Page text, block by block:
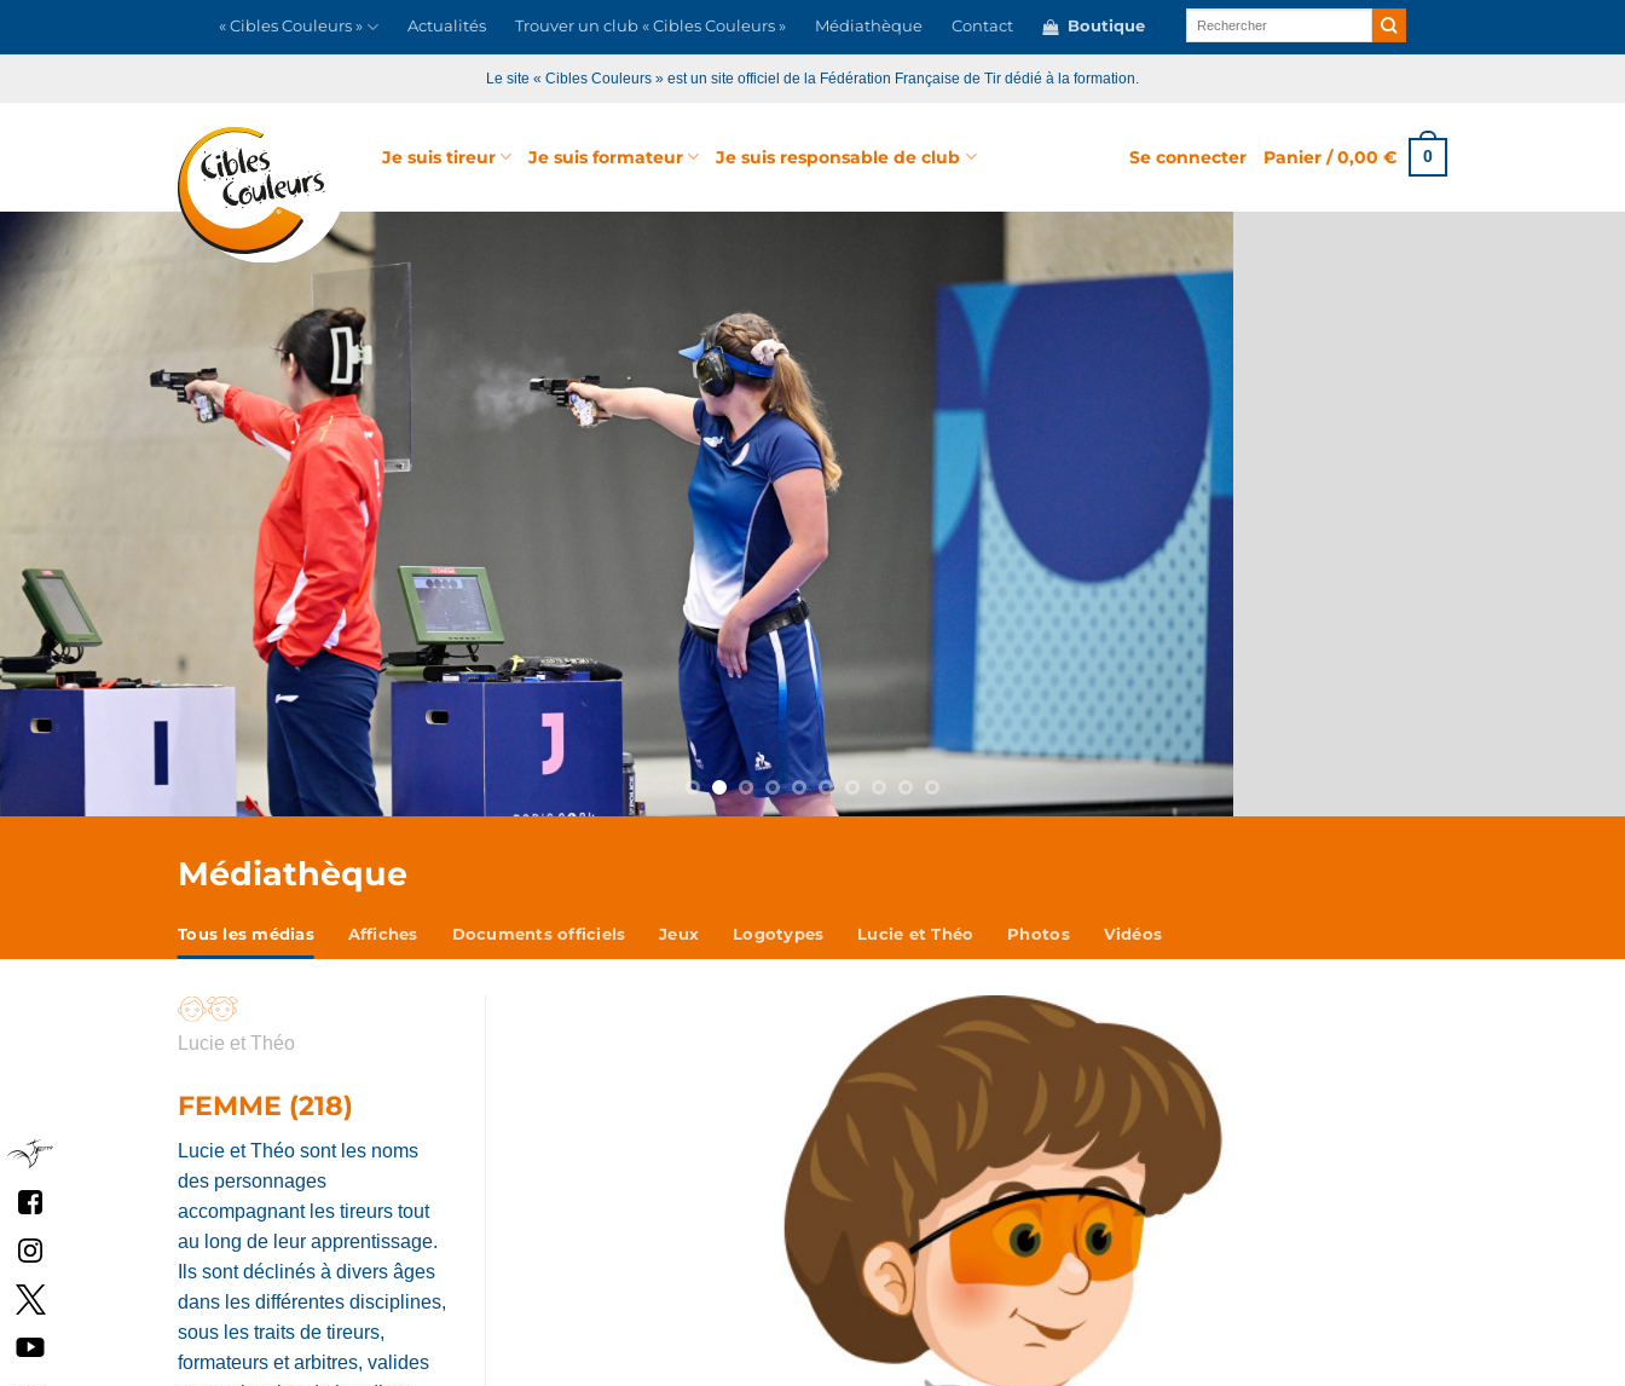
« Cibles Couleurs » Actualités Trouver un club « Cibles Couleurs » Médiathèque Contact Boutique
Recherche
pour :
Le site « Cibles Couleurs » est un site officiel de la Fédération Française de Tir dédié à la formation.
Je suis tireur Je suis formateur Je suis responsable de club Se connecter Panier /0,00€ 0
Médiathèque
Tous les médias Affiches Documents officiels Jeux Logotypes Lucie et Théo Photos Vidéos
Lucie et Théo
FEMME (218)
Lucie et Théo sont les noms
des personnages
accompagnant les tireurs tout
au long de leur apprentissage.
Ils sont déclinés à divers âges
dans les différentes disciplines,
sous les traits de tireurs,
formateurs et arbitres, valides